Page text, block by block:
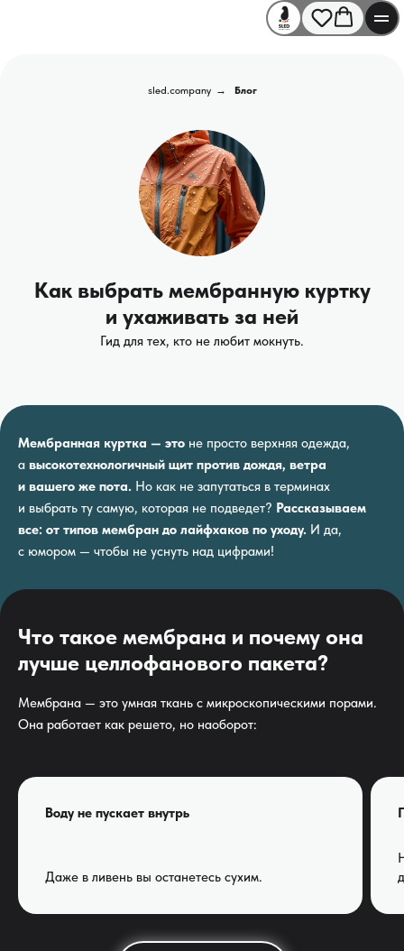
sled.company → Блог
Как выбрать мембранную куртку
и ухаживать за ней
Гид для тех, кто не любит мокнуть.
Мембранная куртка — это не просто верхняя одежда,
а высокотехнологичный щит против дождя, ветра
и вашего же пота. Но как не запутаться в терминах
и выбрать ту самую, которая не подведет? Рассказываем
все: от типов мембран до лайфхаков по уходу. И да,
с юмором — чтобы не уснуть над цифрами!
Что такое мембрана и почему она
лучше целлофанового пакета?
Мембрана — это умная ткань с микроскопическими порами.
Она работает как решето, но наоборот:
Воду не пускает внутрь
Даже в ливень вы останетесь сухим.